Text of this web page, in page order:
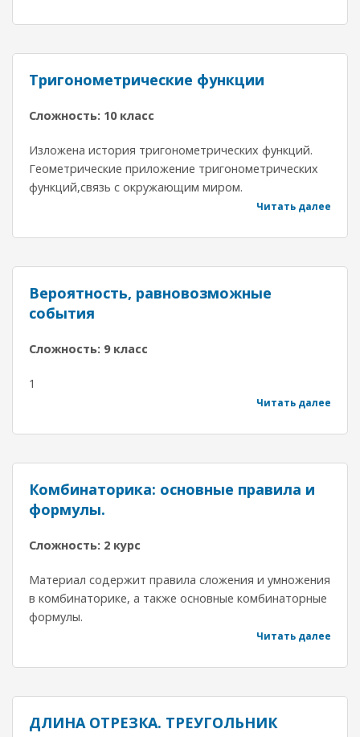
Тригонометрические функции
Сложность: 10 класс
Изложена история тригонометрических функций.
Геометрические приложение тригонометрических
функций,связь с окружающим миром.
Читать далее
Вероятность, равновозможные
события
Сложность: 9 класс
1
Читать далее
Комбинаторика: основные правила и
формулы.
Сложность: 2 курс
Материал содержит правила сложения и умножения
в комбинаторике, а также основные комбинаторные
формулы.
Читать далее
ДЛИНА ОТРЕЗКА. ТРЕУГОЛЬНИК